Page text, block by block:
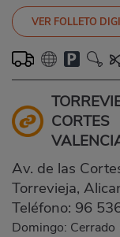
VER FOLLETO
CORTES
Av. de las
Torrevieja,
Teléfono: 96
Domingo: Cerrado